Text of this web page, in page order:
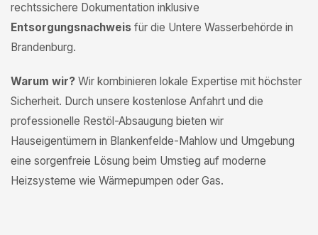
rechtssichere Dokumentation inklusive
Entsorgungsnachweis für die Untere Wasserbehörde in
Brandenburg.
Warum wir? Wir kombinieren lokale Expertise mit höchster
Sicherheit. Durch unsere kostenlose Anfahrt und die
professionelle Restöl-Absaugung bieten wir
Hauseigentümern in Blankenfelde-Mahlow und Umgebung
eine sorgenfreie Lösung beim Umstieg auf moderne
Heizsysteme wie Wärmepumpen oder Gas.